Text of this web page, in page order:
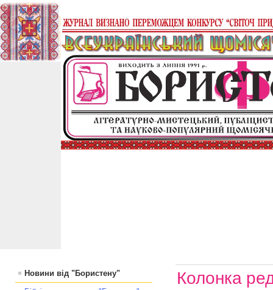
Новини від "Бористену"
Колонка